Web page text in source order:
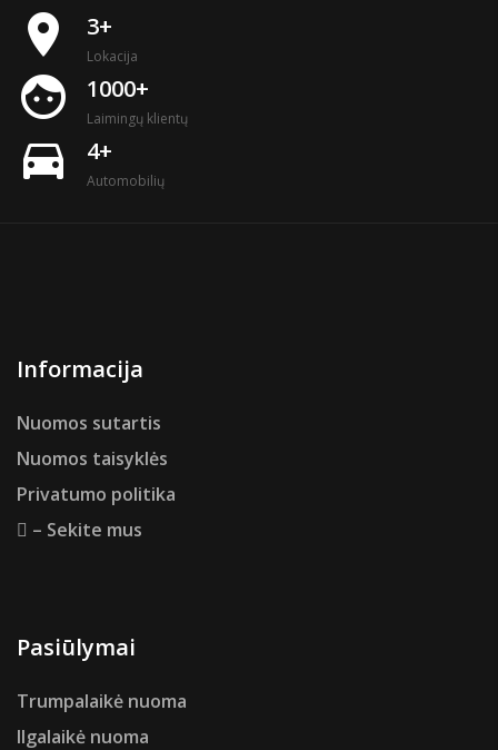
place 3+
Lokacija
face 1000+
Laimingų klientų
directions_car 4+
Automobilių
Informacija
Nuomos sutartis
Nuomos taisyklės
Privatumo politika
– Sekite mus
Pasiūlymai
Trumpalaikė nuoma
Ilgalaikė nuoma